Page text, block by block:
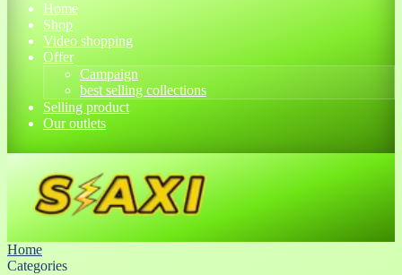
Home
Shop
Video shopping
Offer
Campaign
best selling collections
Selling product
Our outlets
Home
Categories